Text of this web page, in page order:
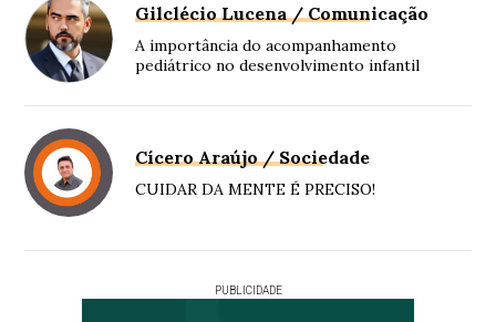
Gilclécio Lucena / Comunicação
A importância do acompanhamento
pediátrico no desenvolvimento infantil
Cícero Araújo / Sociedade
CUIDAR DA MENTE É PRECISO!
PUBLICIDADE